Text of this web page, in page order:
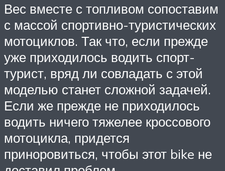
Вес вместе с топливом сопоставим
с массой спортивно-туристических
мотоциклов. Так что, если прежде
уже приходилось водить спорт-
турист, вряд ли совладать с этой
моделью станет сложной задачей.
Если же прежде не приходилось
водить ничего тяжелее кроссового
мотоцикла, придется
приноровиться, чтобы этот bike не